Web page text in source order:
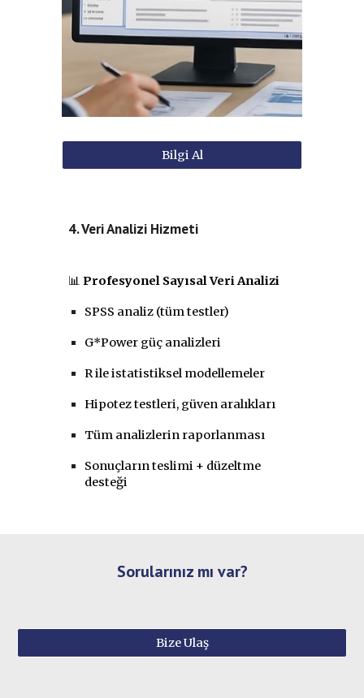
Bilgi Al
4. Veri Analizi Hizmeti
📊Profesyonel Sayısal Veri Analizi
SPSS analiz (tüm testler)
G*Power güç analizleri
R ile istatistiksel modellemeler
Hipotez testleri, güven aralıkları
Tüm analizlerin raporlanması
Sonuçların teslimi + düzeltme
desteği
Sorularınız mı var?
Bize Ulaş